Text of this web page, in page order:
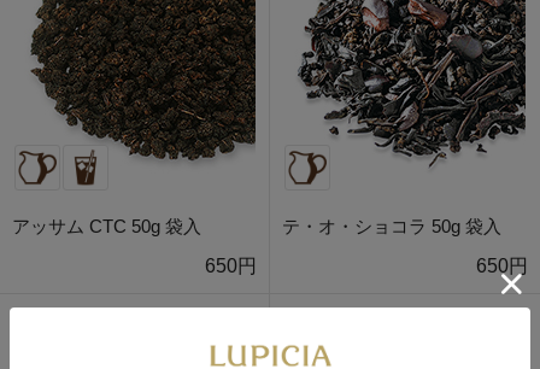
アッサム CTC 50g 袋入
650円
テ・オ・ショコラ 50g 袋入
650円